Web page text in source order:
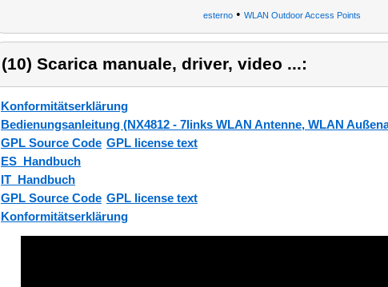
esterno• WLAN Outdoor Access Points
(10) Scarica manuale, driver, video ...:
Konformitätserklärung
Bedienungsanleitung (NX4812 - 7links WLAN Antenne, WLAN
GPL Source Code GPL license text
ES_Handbuch
IT_Handbuch
GPL Source Code GPL license text
Konformitätserklärung